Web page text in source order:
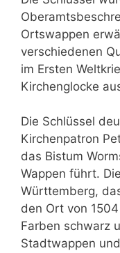
Ortswappen
verschiedenen
im Ersten
Kirchenglocke
Die Schlüssel
Kirchenpatron
das Bistum
Wappen führt.
Württemberg,
den Ort von
Farben schwarz
Stadtwappen